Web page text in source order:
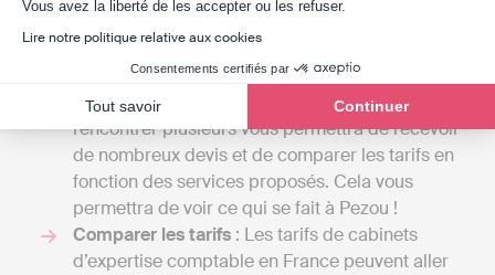
Vous avez la liberté de les accepter ou les refuser.
Lire notre politique relative aux cookies
Consentements certifiés par
Tout savoir Continuer
mission que vous allez décider avec eux. En
effet, la variété de services proposés par un
expert-comptable peut être très importante. En
rencontrer plusieurs vous permettra de recevoir
de nombreux devis et de comparer les tarifs en
fonction des services proposés. Cela vous
permettra de voir ce qui se fait à Pezou !
Comparer les tarifs : Les tarifs de cabinets
d’expertise comptable en France peuvent aller